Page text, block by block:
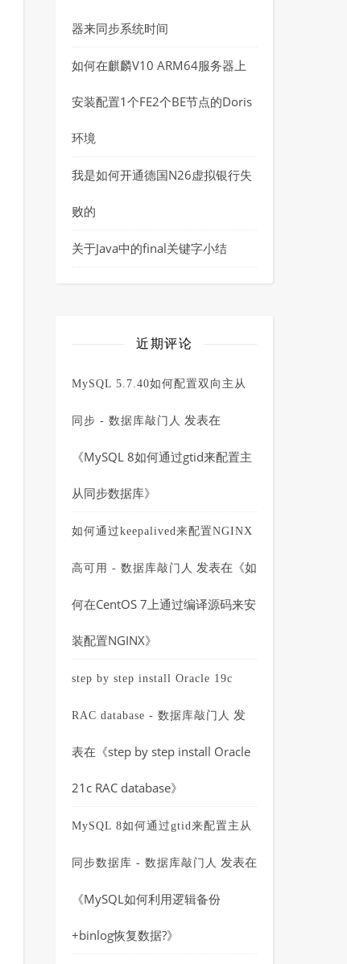
器来同步系统时间
如何在麒麟V10 ARM64服务器上
安装配置1个FE2个BE节点的Doris
环境
我是如何开通德国N26虚拟银行失
败的
关于Java中的final关键字小结
近期评论
MySQL 5.7.40如何配置双向主从
同步 - 数据库敲门人 发表在
《MySQL 8如何通过gtid来配置主
从同步数据库》
如何通过keepalived来配置NGINX
高可用 - 数据库敲门人 发表在《如
何在CentOS 7上通过编译源码来安
装配置NGINX》
step by step install Oracle 19c
RAC database - 数据库敲门人 发
表在《step by step install Oracle
21c RAC database》
MySQL 8如何通过gtid来配置主从
同步数据库 - 数据库敲门人 发表在
《MySQL如何利用逻辑备份
+binlog恢复数据?》